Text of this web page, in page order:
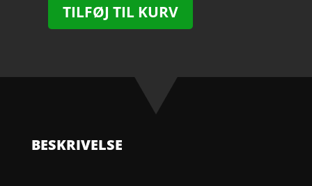
antal
TILFØJ TIL KURV
BESKRIVELSE